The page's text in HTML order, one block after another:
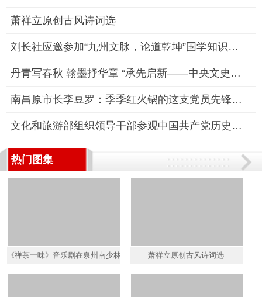
萧祥立原创古风诗词选
刘长社应邀参加“九州文脉，论道乾坤”国学知识讲座
丹青写春秋 翰墨抒华章 “承先启新——中央文史研究馆建馆70周年
南昌原市长李豆罗：季季红火锅的这支党员先锋队，战斗力十足！
文化和旅游部组织领导干部参观中国共产党历史展览
热门图集
《禅茶一味》音乐剧在泉州南少林寺演武堂演出萧祥立原创古风诗词选